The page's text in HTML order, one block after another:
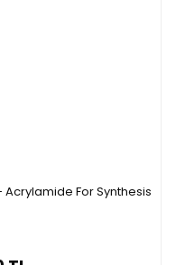
Acrylamide For Synthesis